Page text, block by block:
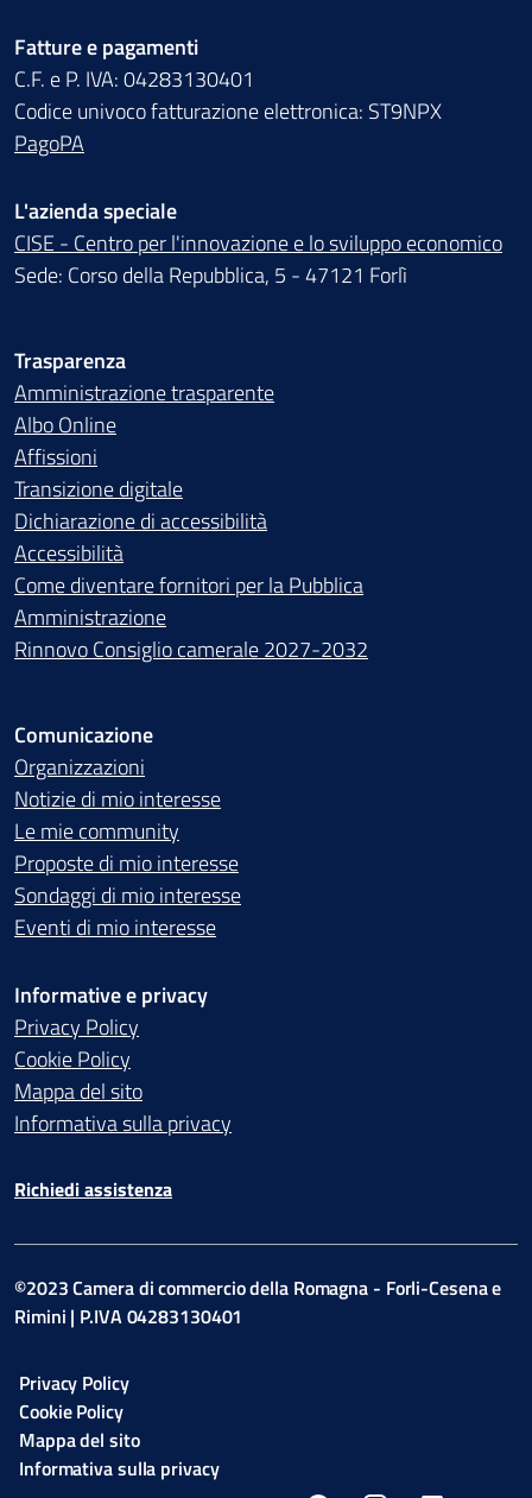
Fatture e pagamenti
C.F. e P. IVA: 04283130401
Codice univoco fatturazione elettronica: ST9NPX
PagoPA
L'azienda speciale
CISE - Centro per l'innovazione e lo sviluppo economico
Sede: Corso della Repubblica, 5 - 47121 Forlì
Trasparenza
Amministrazione trasparente
Albo Online
Affissioni
Transizione digitale
Dichiarazione di accessibilità
Accessibilità
Come diventare fornitori per la Pubblica
Amministrazione
Rinnovo Consiglio camerale 2027-2032
Comunicazione
Organizzazioni
Notizie di mio interesse
Le mie community
Proposte di mio interesse
Sondaggi di mio interesse
Eventi di mio interesse
Informative e privacy
Privacy Policy
Cookie Policy
Mappa del sito
Informativa sulla privacy
Richiedi assistenza
©2023 Camera di commercio della Romagna - Forli-Cesena e
Rimini | P.IVA 04283130401
Privacy Policy
Cookie Policy
Mappa del sito
Informativa sulla privacy